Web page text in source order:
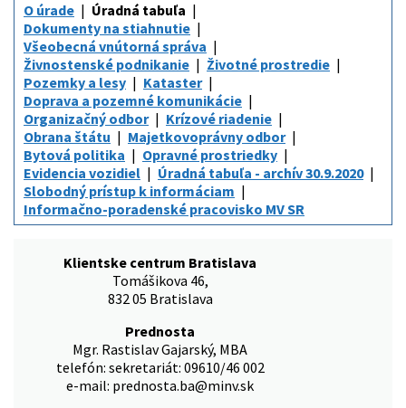
O úrade
Úradná tabuľa
Dokumenty na stiahnutie
Všeobecná vnútorná správa
Živnostenské podnikanie
Životné prostredie
Pozemky a lesy
Kataster
Doprava a pozemné komunikácie
Organizačný odbor
Krízové riadenie
Obrana štátu
Majetkovoprávny odbor
Bytová politika
Opravné prostriedky
Evidencia vozidiel
Úradná tabuľa - archív 30.9.2020
Slobodný prístup k informáciam
Informačno-poradenské pracovisko MV SR
Klientske centrum Bratislava
Tomášikova 46,
832 05 Bratislava
Prednosta
Mgr. Rastislav Gajarský, MBA
telefón: sekretariát: 09610/46 002
e-mail: prednosta.ba@minv.sk